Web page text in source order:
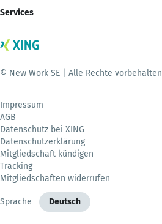
Services
© New Work SE | Alle Rechte vorbehalten
Impressum
AGB
Datenschutz bei XING
Datenschutzerklärung
Mitgliedschaft kündigen
Tracking
Mitgliedschaften widerrufen
Sprache Deutsch